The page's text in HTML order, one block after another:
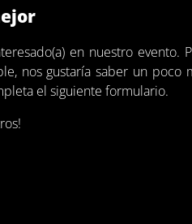
en nuestro evento.
nos gustaría saber un poco
el siguiente formulario.